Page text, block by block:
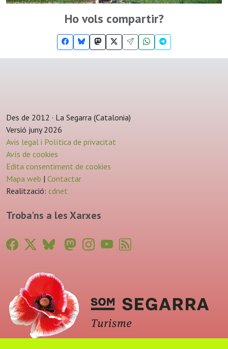
Ho vols compartir?
Des de 2012 · La Segarra (Catalonia)
Versió juny 2026
Avis legal i Política de privacitat
Avís de cookies
Edita consentiment de cookies
Mapa web | Contactar
Realització: cdnet
Troba'ns a les Xarxes